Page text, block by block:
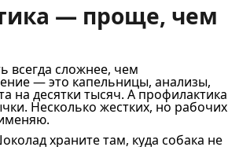
— проще, чем
всегда сложнее, чем
— это капельницы, анализы,
на десятки тысяч. А профилактика
Несколько жестких, но рабочих
храните там, куда собака не